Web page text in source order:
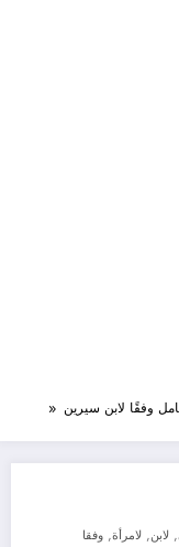
وفقًا لابن سيرين
, لابن, لامرأة, وفقا